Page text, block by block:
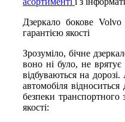
Дзеркало бокове
гарантією якості
Зрозуміло, бічне
воно ні було, не
відбуваються на
автомобіля
безпеки транспортного
якості: